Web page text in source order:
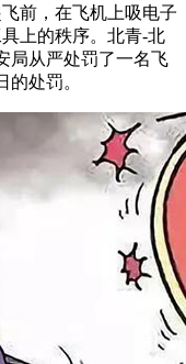
前，在飞机上吸电子
上的秩序。北青-北
局从严处罚了一名飞
处罚。